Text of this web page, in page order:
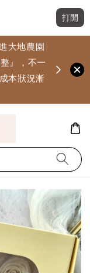
打開
大地農園
』，不一
本狀況漸